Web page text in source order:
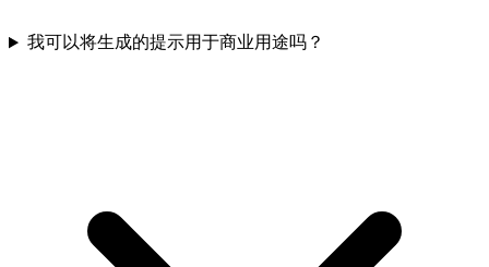
我可以将生成的提示用于商业用途吗？